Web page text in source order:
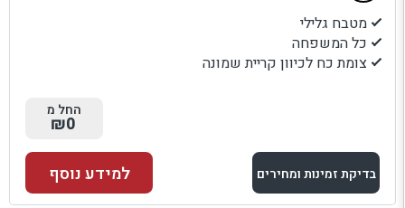
מטבח גלילי
כל המשפחה
צומת כח לכיוון קריית שמונה
החל מ
₪0
בדיקת זמינות ומחירים למידע נוסף